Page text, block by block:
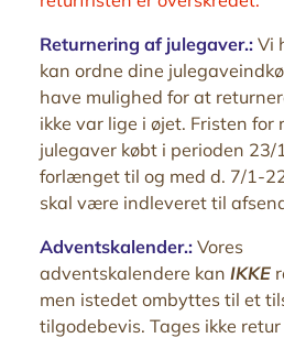
Returnering af julegaver.: Vi
kan ordne dine
have mulighed for at
ikke var lige i øjet. Fristen for
julegaver købt i perioden 23/
forlænget til og med d. 7/1-
skal være indleveret til
Adventskalender.: Vores
adventskalendere kan IKKE
men istedet ombyttes til et
tilgodebevis. Tages ikke